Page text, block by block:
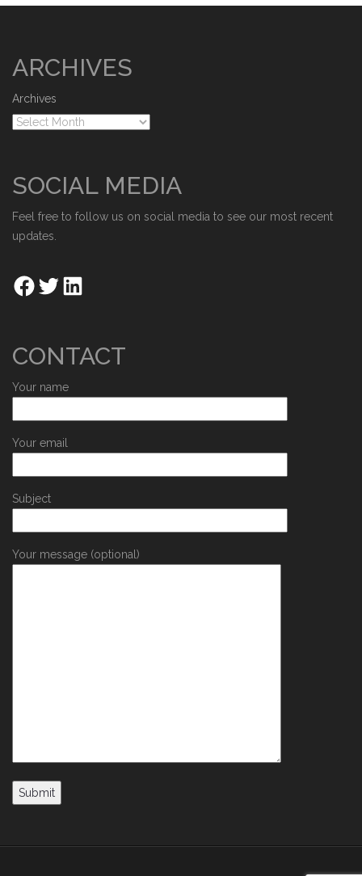
ARCHIVES
Archives
SOCIAL MEDIA
Feel free to follow us on social media to see our most recent
updates.
CONTACT
Your name
Your email
Subject
Your message (optional)